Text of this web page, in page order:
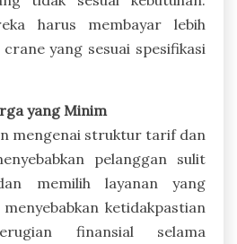
harus membayar lebih
yang sesuai spesifikasi
yang Minim
mengenai struktur tarif dan
pelanggan sulit
memilih layanan yang
ketidakpastian
finansial selama